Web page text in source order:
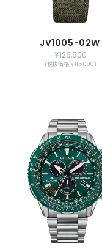
JV1005-02W
￥126,500
(税抜価格 ￥115,000)